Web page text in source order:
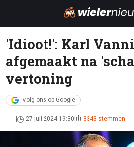
'Idioot!': Karl
afgemaakt na
vertoning
Volg ons op Google
27 juli 2024 19:30 3343 stemmen